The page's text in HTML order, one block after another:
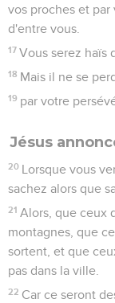
vos proches et par
d'entre vous.
17 Vous serez haïs
18 Mais il ne se
19 par votre
Jésus
20 Lorsque vous
sachez alors que
21 Alors, que ceux
montagnes, que
sortent, et que
pas dans la ville.
22 Car ce seront